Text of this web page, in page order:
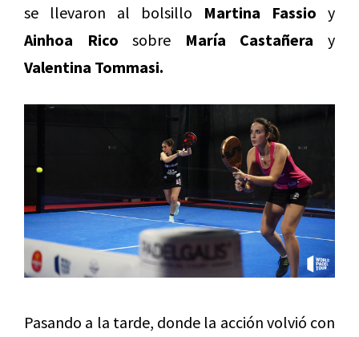
se llevaron al bolsillo Martina Fassio y
Ainhoa Rico sobre María Castañera y
Valentina Tommasi.
Pasando a la tarde, donde la acción volvió con